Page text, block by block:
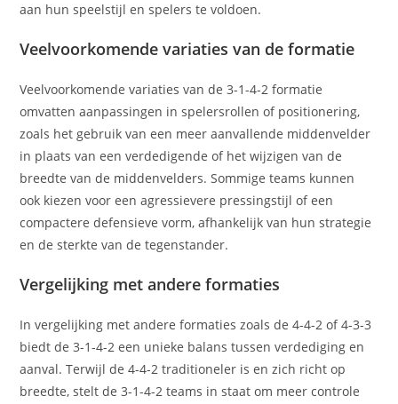
aan hun speelstijl en spelers te voldoen.
Veelvoorkomende variaties van de formatie
Veelvoorkomende variaties van de 3-1-4-2 formatie
omvatten aanpassingen in spelersrollen of positionering,
zoals het gebruik van een meer aanvallende middenvelder
in plaats van een verdedigende of het wijzigen van de
breedte van de middenvelders. Sommige teams kunnen
ook kiezen voor een agressievere pressingstijl of een
compactere defensieve vorm, afhankelijk van hun strategie
en de sterkte van de tegenstander.
Vergelijking met andere formaties
In vergelijking met andere formaties zoals de 4-4-2 of 4-3-3
biedt de 3-1-4-2 een unieke balans tussen verdediging en
aanval. Terwijl de 4-4-2 traditioneler is en zich richt op
breedte, stelt de 3-1-4-2 teams in staat om meer controle